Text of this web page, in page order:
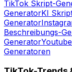
TikTok Skript-
GeneratorKI
Generator
Beschreibungs-
Generator
Generatoren